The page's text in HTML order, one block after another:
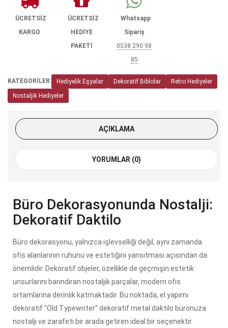
ÜCRETSİZ
KARGO
ÜCRETSİZ
HEDİYE
PAKETİ
Whatsapp
Sipariş
0538 290 98
85
KATEGORİLER: Hediyelik Eşyalar Dekoratif Biblolar
Retro Hediyeler
Nostaljik Hediyeler
AÇIKLAMA
YORUMLAR (0)
Büro Dekorasyonunda Nostalji:
Dekoratif Daktilo
Büro dekorasyonu, yalnızca işlevselliği değil, aynı zamanda
ofis alanlarının ruhunu ve estetiğini yansıtması açısından da
önemlidir. Dekoratif objeler, özellikle de geçmişin estetik
unsurlarını barındıran nostaljik parçalar, modern ofis
ortamlarına derinlik katmaktadır. Bu noktada, el yapımı
dekoratif "Old Typewriter" dekoratif metal daktilo büronuza
nostalji ve zarafeti bir arada getiren ideal bir seçenektir.